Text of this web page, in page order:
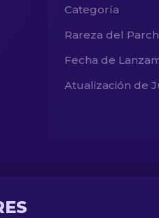
Categoría
Rareza del
Fecha de
Atualización de